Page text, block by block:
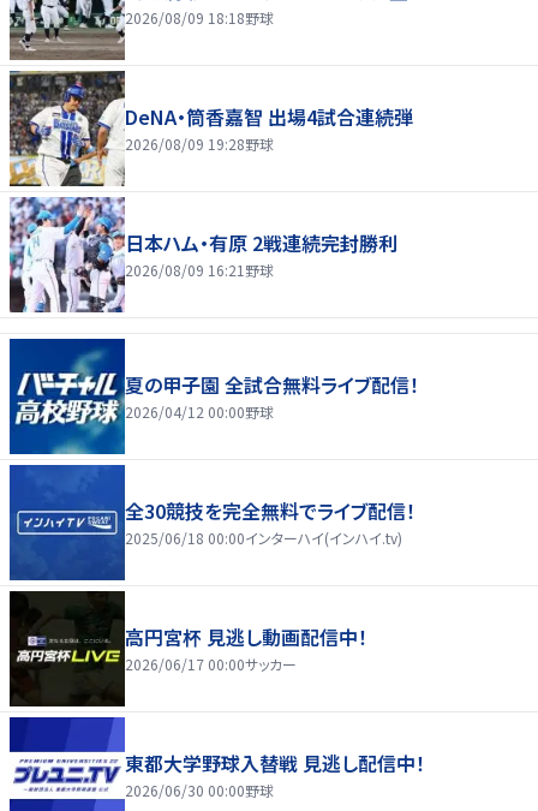
2026/08/09 18:18野球
DeNA・筒香嘉智 出場4試合連続弾
2026/08/09 19:28野球
日本ハム・有原 2戦連続完封勝利
2026/08/09 16:21 野球
夏の甲子園 全試合無料ライブ配信！
2026/04/12 00:00野球
全30競技を完全無料でライブ配信！
2025/06/18 00:00インターハイ(インハイ.tv)
高円宮杯 見逃し動画配信中！
2026/06/17 00:00サッカー
東都大学野球入替戦 見逃し配信中！
2026/06/30 00:00野球